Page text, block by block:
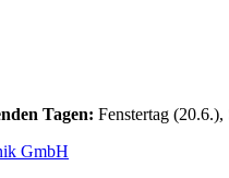
Tagen: Fenstertag